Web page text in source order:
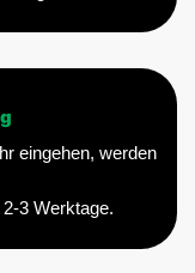
eingehen, werden
3 Werktage.